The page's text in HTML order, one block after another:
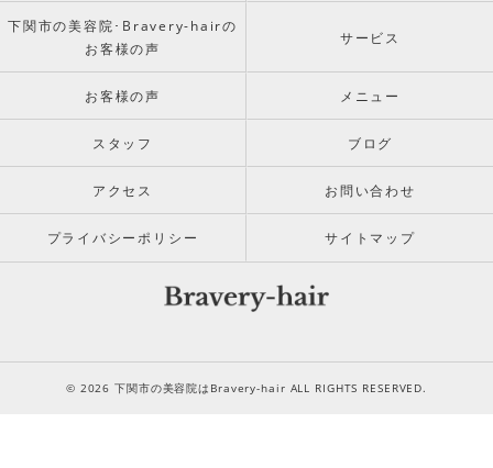
下関市の美容院･Bravery-hairの
お客様の声
サービス
お客様の声 メニュー
スタッフ ブログ
アクセス お問い合わせ
プライバシーポリシー サイトマップ
© 2026 下関市の美容院はBravery-hair ALL RIGHTS RESERVED.